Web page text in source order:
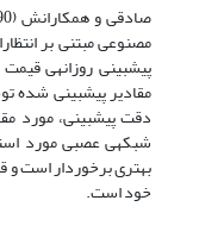
مصنوعی مبتنی بر
پیش­بینی روزانه­ی
مقادیر پیش­بینی شده
دقت پیش­بینی، مورد
شبکه­ی عصبی مورد
خود است.